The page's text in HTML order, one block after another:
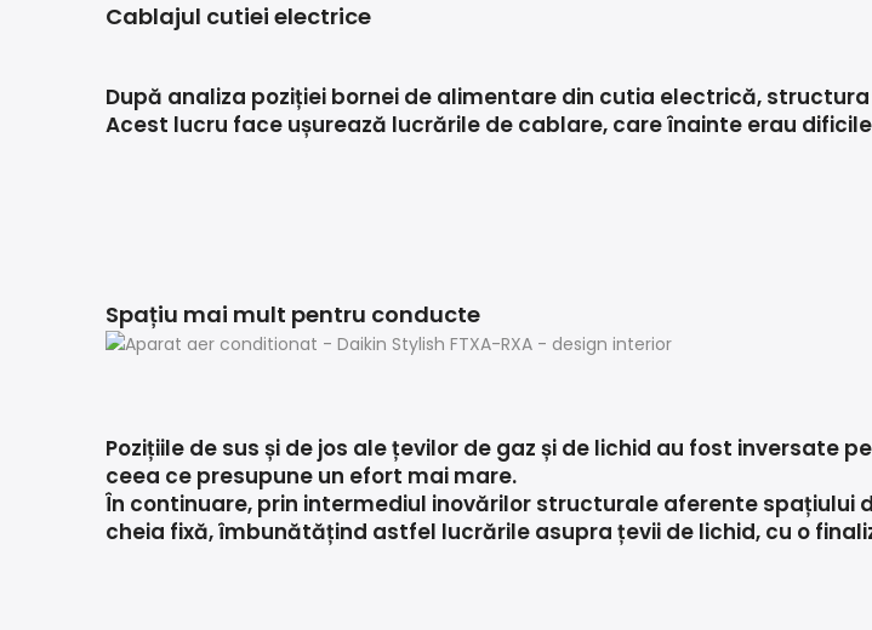
Cablajul cutiei electrice
După analiza poziției bornei de alimentare din cutia electrică,
Acest lucru face ușurează lucrările de cablare, care înainte erau
Spațiu mai mult pentru conducte
Pozițiile de sus și de jos ale țevilor de gaz și de lichid au fost
ceea ce presupune un efort mai mare.
În continuare, prin intermediul inovărilor structurale aferente spațiului
cheia fixă, îmbunătățind astfel lucrările asupra țevii de lichid, cu o